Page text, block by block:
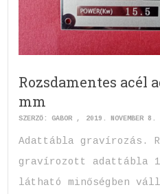
Rozsdamentes acél
mm
SZERZŐ:GABOR 2019. NOVEMBER 8.
Adattábla gravírozás.
gravírozott adattábla
látható minőségben